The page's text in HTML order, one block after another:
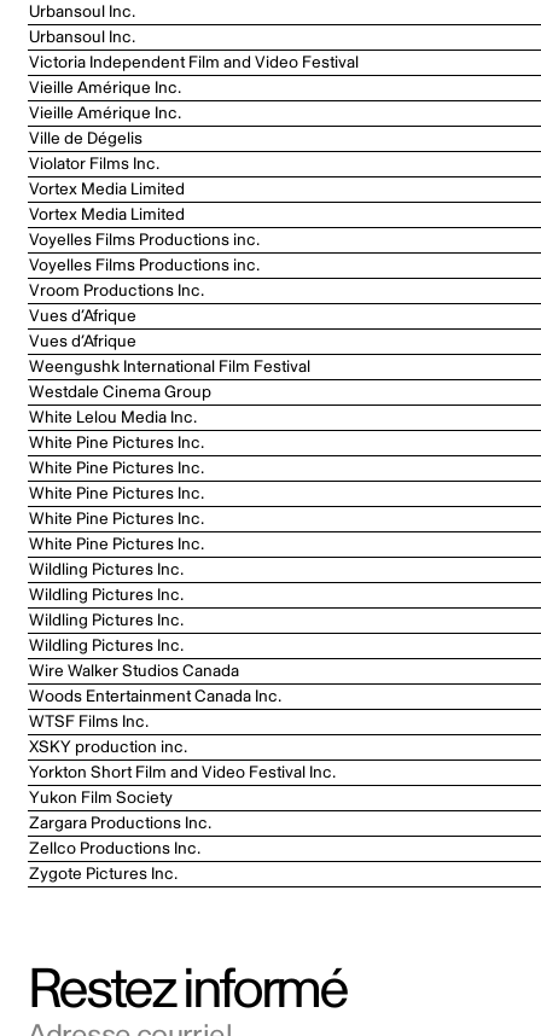
Urbansoul Inc.
Urbansoul Inc.
Victoria Independent Film and Video Festival
Vieille Amérique Inc.
Vieille Amérique Inc.
Ville de Dégelis
Violator Films Inc.
Vortex Media Limited
Vortex Media Limited
Voyelles Films Productions inc.
Voyelles Films Productions inc.
Vroom Productions Inc.
Vues d’Afrique
Vues d’Afrique
Weengushk International Film Festival
Westdale Cinema Group
White Lelou Media Inc.
White Pine Pictures Inc.
White Pine Pictures Inc.
White Pine Pictures Inc.
White Pine Pictures Inc.
White Pine Pictures Inc.
Wildling Pictures Inc.
Wildling Pictures Inc.
Wildling Pictures Inc.
Wildling Pictures Inc.
Wire Walker Studios Canada
Woods Entertainment Canada Inc.
WTSF Films Inc.
XSKY production inc.
Yorkton Short Film and Video Festival Inc.
Yukon Film Society
Zargara Productions Inc.
Zellco Productions Inc.
Zygote Pictures Inc.
Restez informé